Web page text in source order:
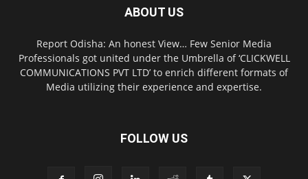
ABOUT US
Report Odisha: An honest View… Few Senior Media
Professionals got united under the Umbrella of ‘CLICKWELL
COMMUNICATIONS PVT LTD’ to enrich different formats of
Media utilizing their experience and expertise.
FOLLOW US